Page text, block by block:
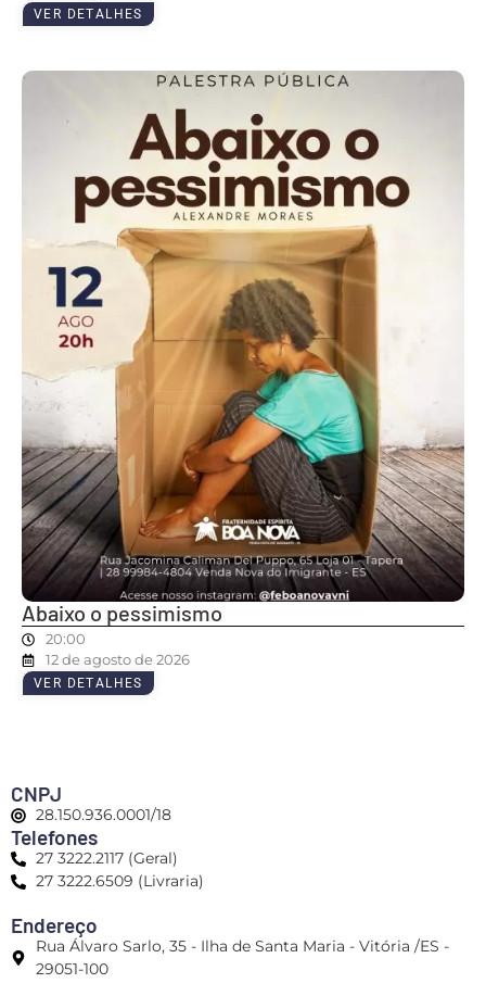
VER DETALHES
Abaixo o pessimismo
20:00
12 de agosto de 2026
VER DETALHES
CNPJ
28.150.936.0001/18
Telefones
27 3222.2117 (Geral)
27 3222.6509 (Livraria)
Endereço
Rua Álvaro Sarlo, 35 - Ilha de Santa Maria - Vitória /ES -
29051-100